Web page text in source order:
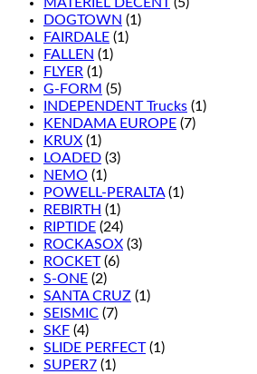
DOGTOWN (1)
FAIRDALE (1)
FALLEN (1)
FLYER (1)
G-FORM (5)
INDEPENDENT Trucks (1)
KENDAMA EUROPE (7)
KRUX (1)
LOADED (3)
NEMO (1)
POWELL-PERALTA (1)
REBIRTH (1)
RIPTIDE (24)
ROCKASOX (3)
ROCKET (6)
S-ONE (2)
SANTA CRUZ (1)
SEISMIC (7)
SKF (4)
SLIDE PERFECT (1)
SUPER7 (1)